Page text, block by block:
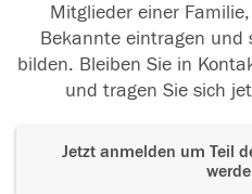
Mitglieder einer
Bekannte eintragen und
bilden. Bleiben Sie in
und tragen Sie sich
Jetzt anmelden um Teil